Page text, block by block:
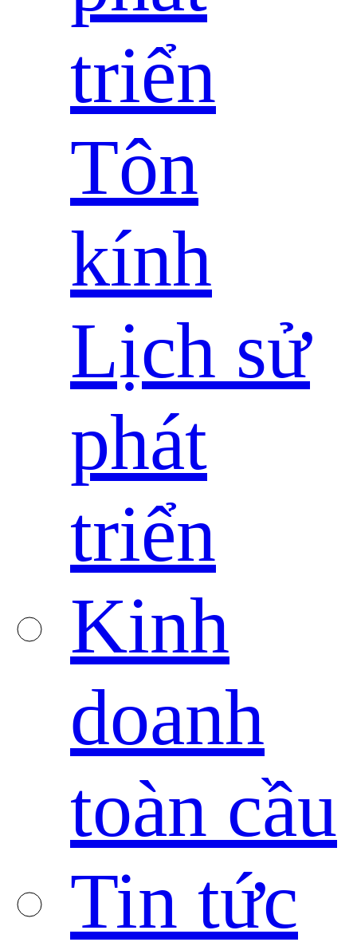
triển
Tôn
kính
Lịch sử
phát
triển
Kinh
doanh
toàn cầu
Tin tức